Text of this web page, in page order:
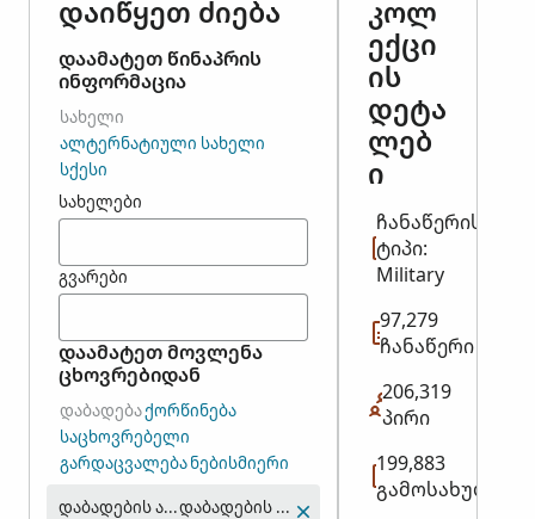
დაიწყეთ ძიება
დაამატეთ წინაპრის
ინფორმაცია
ᲡᲐᲮᲔᲚᲘ
ᲐᲚᲢᲔᲠᲜᲐᲢᲘᲣᲚᲘ ᲡᲐᲮᲔᲚᲘ
ᲡᲥᲔᲡᲘ
სახელები
გვარები
დაამატეთ მოვლენა
ცხოვრებიდან
ᲓᲐᲑᲐᲓᲔᲑᲐᲥᲝᲠᲬᲘᲜᲔᲑᲐ
ᲡᲐᲪᲮᲝᲕᲠᲔᲑᲔᲚᲘ
ᲒᲐᲠᲓᲐᲪᲕᲐᲚᲔᲑᲐᲜᲔᲑᲘᲡᲛᲘᲔᲠᲘ
დაბადების ადგილიდაბადების წელი (დიაპაზონი)
კოლ
ექცი
ის
დეტა
ლებ
ი
ჩანაწერის
ტიპი:
Military
97,279
ჩანაწერი
206,319
პირი
199,883
გამოსახულება